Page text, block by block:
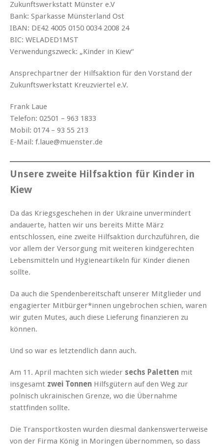
Zukunftswerkstatt Münster e.V
Bank: Sparkasse Münsterland Ost
IBAN: DE42 4005 0150 0034 2008 24
BIC: WELADED1MST
Verwendungszweck: „Kinder in Kiew“
Ansprechpartner der Hilfsaktion für den Vorstand der
Zukunftswerkstatt Kreuzviertel e.V.
Frank Laue
Telefon: 02501 – 963 1833
Mobil: 0174 – 93 55 213
E-Mail: f.laue@muenster.de
Unsere zweite Hilfsaktion für Kinder in
Kiew
Da das Kriegsgeschehen in der Ukraine unvermindert
andauerte, hatten wir uns bereits Mitte März
entschlossen, eine zweite Hilfsaktion durchzuführen, die
vor allem der Versorgung mit weiteren kindgerechten
Lebensmitteln und Hygieneartikeln für Kinder dienen
sollte.
Da auch die Spendenbereitschaft unserer Mitglieder und
engagierter Mitbürger*innen ungebrochen schien, waren
wir guten Mutes, auch diese Lieferung finanzieren zu
können.
Und so war es letztendlich dann auch.
Am 11. April machten sich wieder sechs Paletten mit
insgesamt zwei Tonnen Hilfsgütern auf den Weg zur
polnisch ukrainischen Grenze, wo die Übernahme
stattfinden sollte.
Die Transportkosten wurden diesmal dankenswerterweise
von der Firma König in Moringen übernommen, so dass